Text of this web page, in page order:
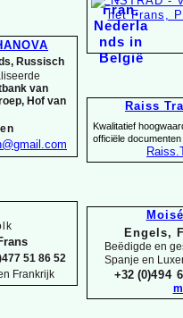
Raiss
Kwalitatief
officiële
Raiss
Engels,
Beëdigde en
Spanje en
+32 (0)494
Russisch
van
Hof van
51 86 52
Frankrijk